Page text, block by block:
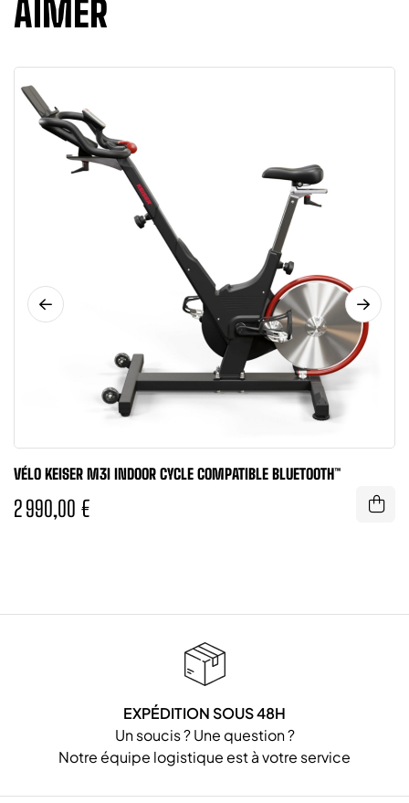
AIMER
VÉLO KEISER M3I INDOOR CYCLE COMPATIBLE BLUETOOTH™
2 990,00 €
EXPÉDITION SOUS 48H
Un soucis ? Une question ?
Notre équipe logistique est à votre service